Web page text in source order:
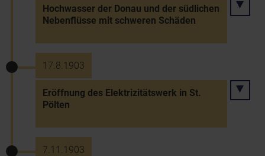
Hochwasser der Donau und der südlichen
Nebenflüsse mit schweren Schäden
17.8.1903
Eröffnung des Elektrizitätswerk in St.
Pölten
7.11.1903